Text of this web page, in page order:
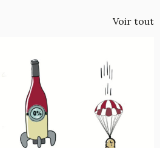
Voir tout